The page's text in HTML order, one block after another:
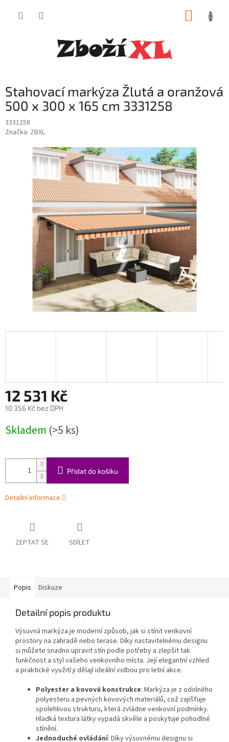
Stahovací markýza Žlutá a oranžová
500 x 300 x 165 cm 3331258
3331258
Značka: ZBXL
12 531 Kč
10 356 Kč bez DPH
cena:
Skladem (>5 ks)
Přidat do košíku
Detailní informace
ZEPTAT SE SDÍLET
Popis Diskuze
Detailní popis produktu
Výsuvná markýza je moderní způsob, jak si stínit venkovní
prostory na zahradě nebo terase. Díky nastavitelnému designu
si můžete snadno upravit stín podle potřeby a zlepšit tak
funkčnost a styl vašeho venkovního místa. Její elegantní vzhled
a praktické využití ji dělají ideální volbou pro letní akce.
Polyester a kovová konstrukce: Markýza je z odolného
polyesteru a pevných kovových materiálů, což zajišťuje
spolehlivou strukturu, která zvládne venkovní podmínky.
Hladká textura látky vypadá skvěle a poskytuje pohodlné
stínění.
Jednoduché ovládání: Díky výsuvnému designu si